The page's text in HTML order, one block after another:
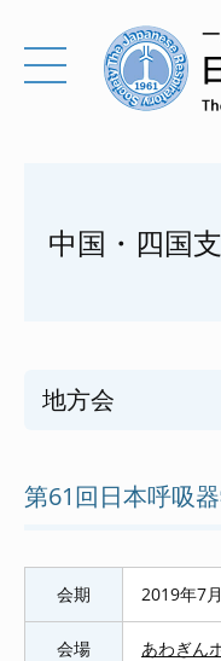
中国・四国
地方会
第61回日本呼吸
会期 2019年7
会場 あわぎん